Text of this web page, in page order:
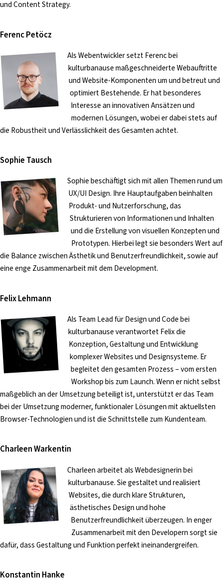
und Content Strategy.
Ferenc Petöcz
Als Webentwickler setzt Ferenc bei
kulturbanause maßgeschneiderte Webauftritte
und Website-Komponenten um und betreut und
optimiert Bestehende. Er hat besonderes
Interesse an innovativen Ansätzen und
modernen Lösungen, wobei er dabei stets auf
die Robustheit und Verlässlichkeit des Gesamten achtet.
Sophie Tausch
Sophie beschäftigt sich mit allen Themen rund um
UX/UI Design. Ihre Hauptaufgaben beinhalten
Produkt- und Nutzerforschung, das
Strukturieren von Informationen und Inhalten
und die Erstellung von visuellen Konzepten und
Prototypen. Hierbei legt sie besonders Wert auf
die Balance zwischen Ästhetik und Benutzerfreundlichkeit, sowie auf
eine enge Zusammenarbeit mit dem Development.
Felix Lehmann
Als Team Lead für Design und Code bei
kulturbanause verantwortet Felix die
Konzeption, Gestaltung und Entwicklung
komplexer Websites und Designsysteme. Er
begleitet den gesamten Prozess – vom ersten
Workshop bis zum Launch. Wenn er nicht selbst
maßgeblich an der Umsetzung beteiligt ist, unterstützt er das Team
bei der Umsetzung moderner, funktionaler Lösungen mit aktuellsten
Browser-Technologien und ist die Schnittstelle zum Kundenteam.
Charleen Warkentin
Charleen arbeitet als Webdesignerin bei
kulturbanause. Sie gestaltet und realisiert
Websites, die durch klare Strukturen,
ästhetisches Design und hohe
Benutzerfreundlichkeit überzeugen. In enger
Zusammenarbeit mit den Developern sorgt sie
dafür, dass Gestaltung und Funktion perfekt ineinandergreifen.
Konstantin Hanke